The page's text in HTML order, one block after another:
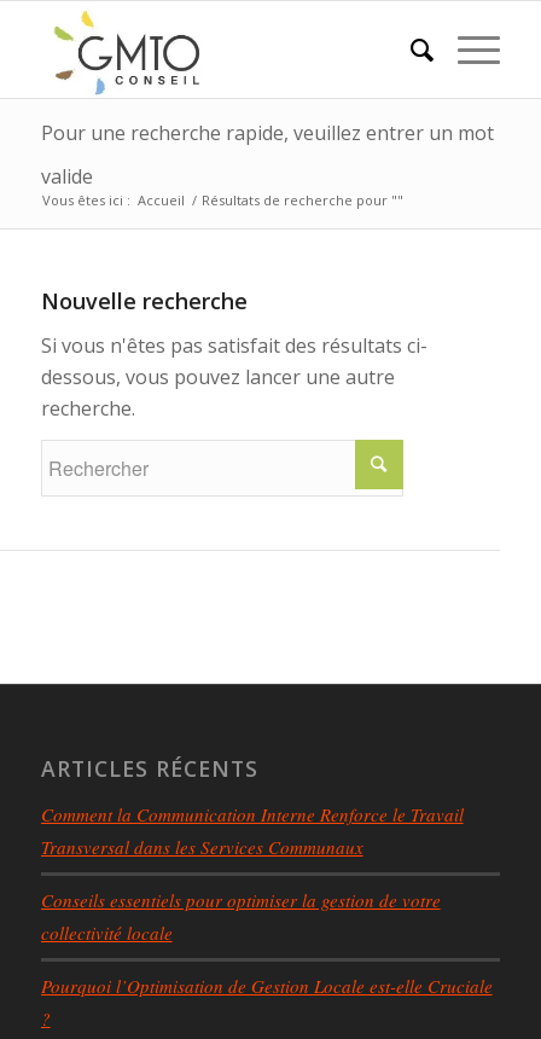
Pour une recherche rapide, veuillez entrer un mot
valide
Vous êtes ici : Accueil / Résultats de recherche pour ""
Nouvelle recherche
Si vous n'êtes pas satisfait des résultats ci-
dessous, vous pouvez lancer une autre
recherche.
ARTICLES RÉCENTS
Comment la Communication Interne Renforce le Travail
Transversal dans les Services Communaux
Conseils essentiels pour optimiser la gestion de votre
collectivité locale
Pourquoi l’Optimisation de Gestion Locale est-elle Cruciale
?